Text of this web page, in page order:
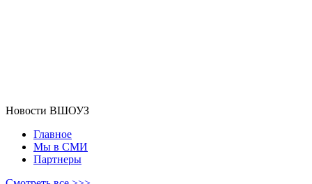
Новости ВШОУЗ
Главное
Мы в СМИ
Партнеры